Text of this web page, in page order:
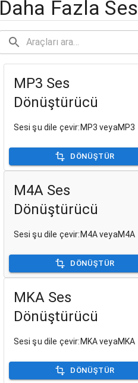
Daha Fazla
MP3 Ses
Dönüştürücü
Sesi şu dile çevir:MP3 veyaMP3
DÖNÜŞTÜR
M4A Ses
Dönüştürücü
Sesi şu dile çevir:M4A veyaM4A
DÖNÜŞTÜR
MKA Ses
Dönüştürücü
Sesi şu dile çevir:MKA veyaMKA
DÖNÜŞTÜR